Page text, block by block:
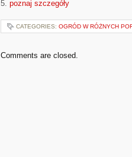
5. poznaj szczegóły
CATEGORIES: OGRÓD W RÓŻNYCH
Comments are closed.